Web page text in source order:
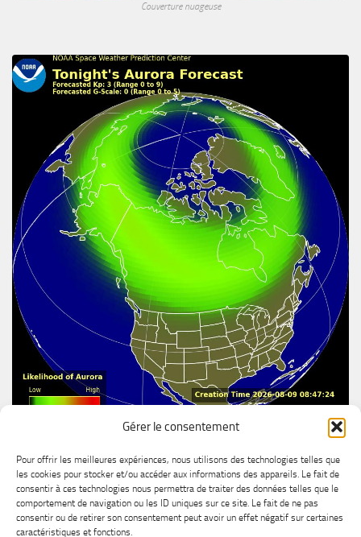
Gérer le consentement
Pour offrir les meilleures expériences, nous utilisons des technologies telles que
les cookies pour stocker et/ou accéder aux informations des appareils. Le fait de
consentir à ces technologies nous permettra de traiter des données telles que le
comportement de navigation ou les ID uniques sur ce site. Le fait de ne pas
consentir ou de retirer son consentement peut avoir un effet négatif sur certaines
caractéristiques et fonctions.
Couverture nuageuse